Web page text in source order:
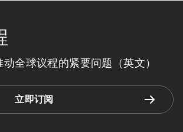
全球议程的紧要问题（英文）
立即订阅